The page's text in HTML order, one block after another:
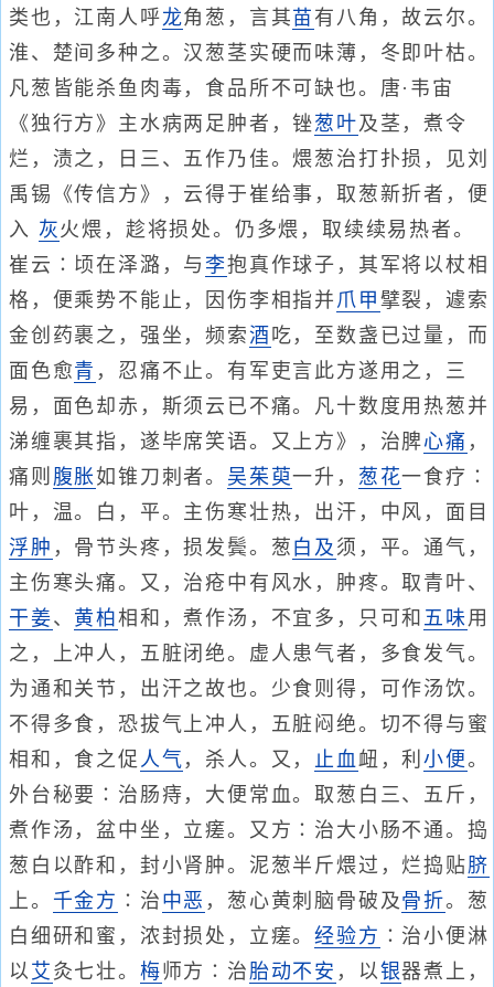
类也，江南人呼龙角葱，言其苗 有八角，故云尔。
淮、楚间多种之。汉葱茎实硬而味薄，冬即叶枯。
凡葱皆能杀鱼肉毒，食品所不可缺也。唐·韦宙
《独行方》主水病两足肿者，锉葱叶及茎，煮令
烂，渍之，日三、五作乃佳。煨葱治打扑损，见刘
禹锡《传信方》，云得于崔给事，取葱新折者，便
入 灰火煨，趁将损处。仍多煨，取续续易热者。
崔云∶顷在泽潞，与李抱真作球子，其军将以杖相
格，便乘势不能止，因伤李相指并 爪甲 擘裂，遽索
金创药裹之，强坐，频索酒 吃，至数盏已过量，而
面色愈青 ，忍痛不止。有军吏言此方遂用之，三
易，面色却赤，斯须云已不痛。凡十数度用热葱并
涕缠裹其指，遂毕席笑语。又上方》，治脾心痛 ，
痛则 腹胀如锥刀刺者。 吴茱萸一升， 葱花一食疗∶
叶，温。白，平。主伤寒壮热，出汗，中风，面目
浮肿 ，骨节头疼，损发鬓。葱 白及 须，平。通气，
主伤寒头痛。又，治疮中有风水，肿疼。取青叶、
干姜、 黄柏相和，煮作汤，不宜多，只可和 五味用
之，上冲人，五脏闭绝。虚人患气者，多食发气。
为通和关节，出汗之故也。少食则得，可作汤饮。
不得多食，恐拔气上冲人，五脏闷绝。切不得与蜜
相和，食之促 人气 ，杀人。又， 止血衄，利小便。
外台秘要∶治肠痔，大便常血。取葱白三、五斤，
煮作汤，盆中坐，立瘥。又方∶治大小肠不通。捣
葱白以酢和，封小肾肿。泥葱半斤煨过，烂捣贴脐
上。 千金方 ∶治 中恶 ，葱心黄刺脑骨破及骨折。葱
白细研和蜜，浓封损处，立瘥。经验方 ∶治小便淋
以 艾 灸七壮。 梅师方∶治 胎动不安 ，以银器煮上，